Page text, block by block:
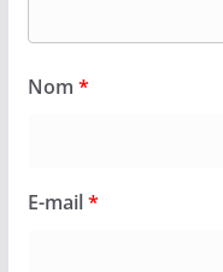
Nom *
E-mail*